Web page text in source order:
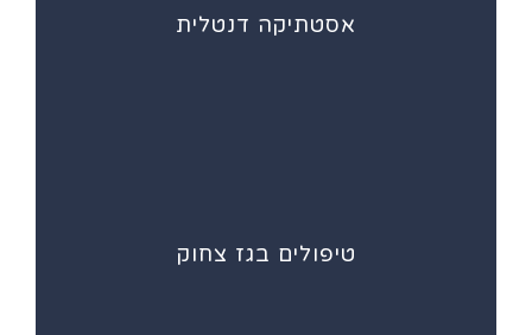
אסטתיקה דנטלית
טיפולים בגז צחוק